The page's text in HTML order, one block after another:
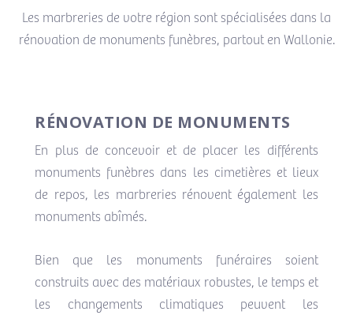
Les marbreries de votre région sont spécialisées dans la
rénovation de monuments funèbres, partout en Wallonie.
RÉNOVATION DE MONUMENTS
En plus de concevoir et de placer les différents
monuments funèbres dans les cimetières et lieux
de repos, les marbreries rénovent également les
monuments abîmés.
Bien que les monuments funéraires soient
construits avec des matériaux robustes, le temps et
les changements climatiques peuvent les